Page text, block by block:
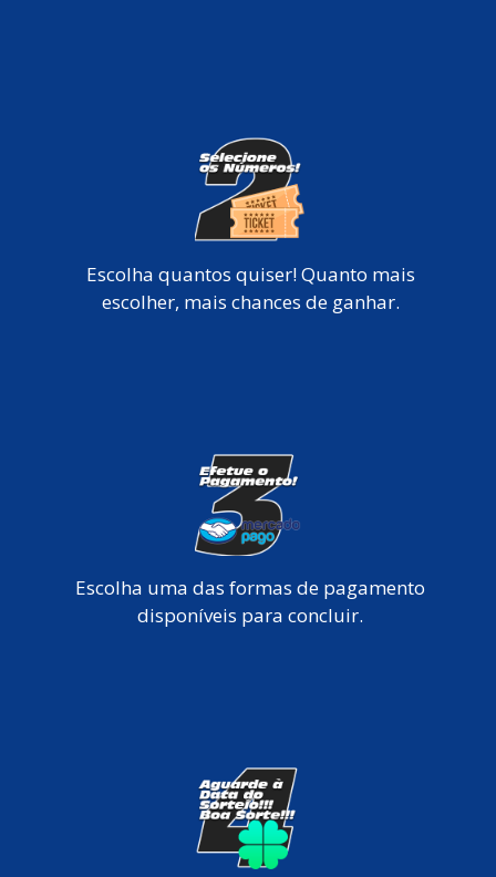
Escolha quantos quiser! Quanto mais
escolher, mais chances de ganhar.
Escolha uma das formas de pagamento
disponíveis para concluir.